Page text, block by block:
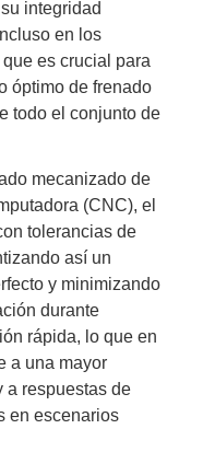
integridad
en los
es crucial para
óptimo de frenado
todo el conjunto de
mecanizado de
(CNC), el
tolerancias de
así un
y minimizando
durante
rápida, lo que en
a una mayor
a respuestas de
en escenarios